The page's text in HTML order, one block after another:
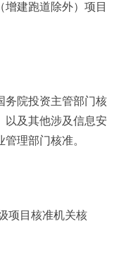
建跑道除外）项目
院投资主管部门核
以及其他涉及信息安
理部门核准。
目核准机关核